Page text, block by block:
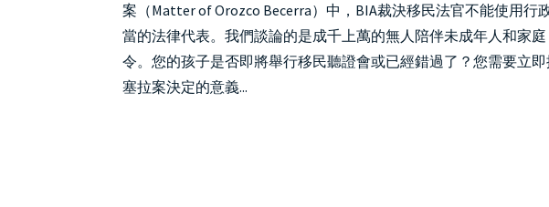
案（Matter of Orozco Becerra）中，BIA裁決移民法官不能使用
當的法律代表。我們談論的是成千上萬的無人陪伴未成年人和家
令。您的孩子是否即將舉行移民聽證會或已經錯過了？您需要立
塞拉案決定的意義...